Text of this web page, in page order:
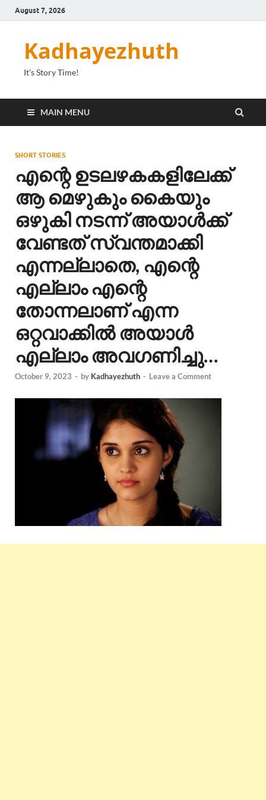
August 7, 2026
Kadhayezhuth
It's Story Time!
MAIN MENU
SHORT STORIES
എന്റെ ഉടലഴകകളിലേക്ക്
ആ മെഴുകും കൈയും
ഒഴുകി നടന്ന് അയാൾക്ക്
വേണ്ടത് സ്വന്തമാക്കി
എന്നല്ലാതെ, എന്റെ
എല്ലാം എന്റെ
തോന്നലാണ് എന്ന
ഒറ്റവാക്കിൽ അയാൾ
എല്ലാം അവഗണിച്ചു…
October 9, 2023 - by Kadhayezhuth - Leave a Comment